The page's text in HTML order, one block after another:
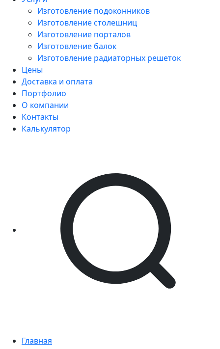
Изготовление подоконников
Изготовление столешниц
Изготовление порталов
Изготовление балок
Изготовление радиаторных решеток
Цены
Доставка и оплата
Портфолио
О компании
Контакты
Калькулятор
Главная